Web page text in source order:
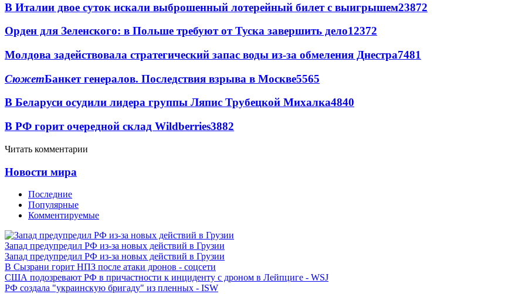
В Италии двое суток искали выброшенный лотерейный билет с выигрышем23872
Орден для Зеленского: в Польше требуют от Туска завершить дело12372
Молдова задействовала стратегический запас воды из-за обмеления Днестра7481
СюжетБанкет генералов. Последствия взрыва в Москве5565
В Беларуси осудили лидера группы Ляпис Трубецкой Михалка4840
В РФ горит очередной склад Wildberries3882
Читать комментарии
Новости мира
Последние
Популярные
Комментируемые
Запад предупредил РФ из-за новых действий в Грузии
Запад предупредил РФ из-за новых действий в Грузии
В Сызрани горит НПЗ после атаки дронов - соцсети
США подозревают РФ в причастности к инциденту с дроном в Лейпциге - WSJ
РФ создала "украинскую бригаду" из пленных - ISW